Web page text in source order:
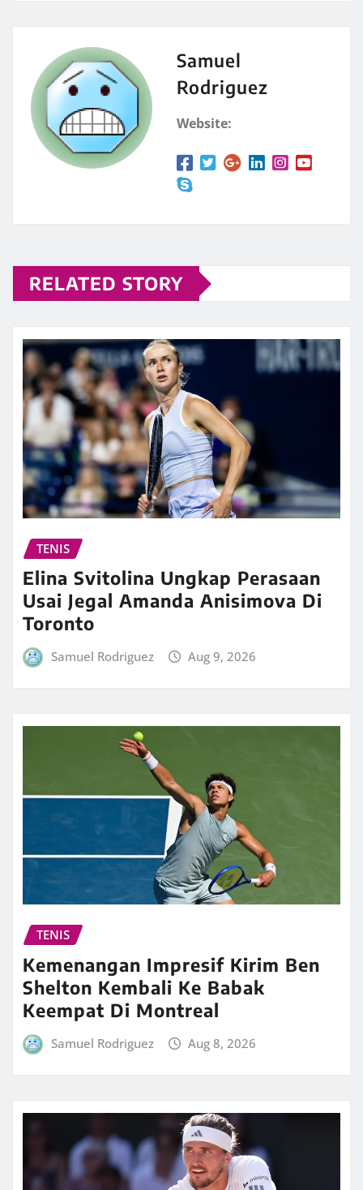
Samuel
Rodriguez
Website:
RELATED STORY
TENIS
Elina Svitolina Ungkap Perasaan
Usai Jegal Amanda Anisimova Di
Toronto
Samuel Rodriguez Aug 9, 2026
TENIS
Kemenangan Impresif Kirim Ben
Shelton Kembali Ke Babak
Keempat Di Montreal
Samuel Rodriguez Aug 8, 2026